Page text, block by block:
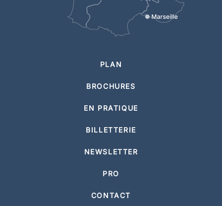
PLAN
BROCHURES
EN PRATIQUE
BILLETTERIE
NEWSLETTER
PRO
CONTACT